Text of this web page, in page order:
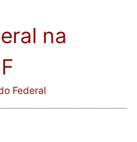
na
Federal